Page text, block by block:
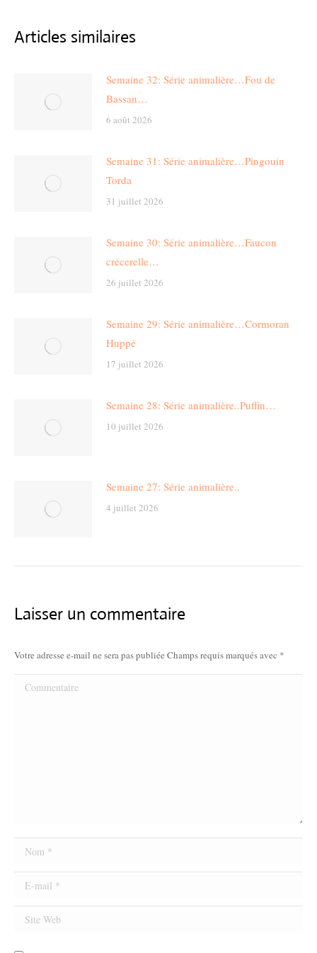
Articles similaires
Semaine 32: Série animalière…Fou de
Bassan…
6 août 2026
Semaine 31: Série animalière…Pingouin
Torda
31 juillet 2026
Semaine 30: Série animalière…Faucon
crécerelle…
26 juillet 2026
Semaine 29: Série animalière…Cormoran
Huppé
17 juillet 2026
Semaine 28: Série animalière..Puffin…
10 juillet 2026
Semaine 27: Série animalière..
4 juillet 2026
Laisser un commentaire
Votre adresse e-mail ne sera pas publiée Champs requis marqués avec *
Commentaire
Nom *
E-mail *
Site Web